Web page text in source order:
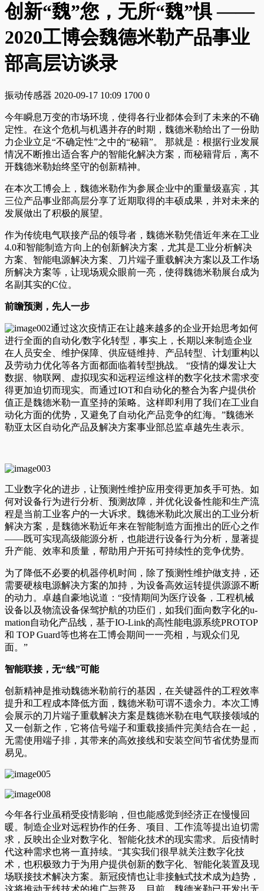
创新“魏”您，无所“魏”惧 ——
2020工博会魏德米勒产品事业
部高层访谈录
振动传感器 2020-09-17 10:09 1700 0
今年瞬息万变的市场环境，使得各行业都体会到了未来的不确
定性。在这个危机与机遇并存的时期，魏德米勒给出了一份助
力企业立足“不确定性”之中的“秘籍”。 那就是：根据行业发展
情况不断推出适合客户的智能化解决方案，而秘籍背后，离不
开魏德米勒始终坚守的创新精神。
在本次工博会上，魏德米勒作为参展企业中的重量级嘉宾，其
三位产品事业部高层分享了近期取得的丰硕成果，并对未来的
发展做出了积极的展望。
作为传统电气联接产品的领导者，魏德米勒凭借近年来在工业
4.0和智能制造方向上的创新解决方案，尤其是工业分析解决
方案、智能电源解决方案、刀片端子重载解决方案以及工作场
所解决方案等，让现场观众眼前一亮，使得魏德米勒展台成为
名副其实的C位。
前瞻预测，先人一步
通过这次疫情正在让越来越多的企业开始思考如何
进行全面的自动化/数字化转型，事实上，长期以来制造企业
在人员安全、维护保障、供应链维持、产品转型、计划重构以
及劳动力优化等各方面都面临着转型挑战。 “疫情的爆发让大
数据、物联网、虚拟现实和远程运维这样的数字化技术需求变
得更加迫切而现实。而通过IOT和自动化的整合为客户提供价
值正是魏德米勒一直坚持的策略。这样即利用了我们在工业自
动化方面的优势，又避免了自动化产品竞争的红海。”魏德米
勒亚太区自动化产品及解决方案事业部总监卓越先生表示。
工业数字化的进步，让预测性维护应用变得更加炙手可热。如
何对设备行为进行分析、预测故障，并优化设备性能和生产流
程是当前工业客户的一大诉求。魏德米勒此次展出的工业分析
解决方案，是魏德米勒近年来在智能制造方面推出的匠心之作
——既可实现高级能源分析，也能进行设备行为分析，显著提
升产能、效率和质量，帮助用户开拓可持续性的竞争优势。
为了降低不必要的机器停机时间，除了预测性维护做支持，还
需要硬核电源解决方案的加持，为设备高效运转提供源源不断
的动力。卓越自豪地说道：“疫情期间为医疗设备，工程机械
设备以及物流设备保驾护航的功臣们，如我们面向数字化的u-
mation自动化产品线，基于IO-Link的高性能电源系统PROTOP
和 TOP Guard等也将在工博会期间一一亮相，与观众们见
面。”
智能联接，无“线”可能
创新精神是推动魏德米勒前行的基因，在关键器件的工程效率
提升和工程成本降低方面，魏德米勒可谓不遗余力。本次工博
会展示的刀片端子重载解决方案是魏德米勒在电气联接领域的
又一创新之作，它将信号端子和重载接插件完美结合在一起，
无需使用端子排，其带来的高效接线和安装空间节省优势显而
易见。
今年各行业虽稍受疫情影响，但也能感觉到经济正在慢慢回
暖。制造企业对远程协作的任务、项目、工作流等提出迫切需
求，反映出企业对数字化、智能化技术的现实需求。后疫情时
代这种需求也将一直持续。“其实我们很早就关注数字化技
术，也积极致力于为用户提供创新的数字化、智能化装置及现
场联接技术解决方案。新冠疫情也让非接触式技术成为趋势，
这将推动无线技术的推广与普及。目前，魏德米勒已开发出无